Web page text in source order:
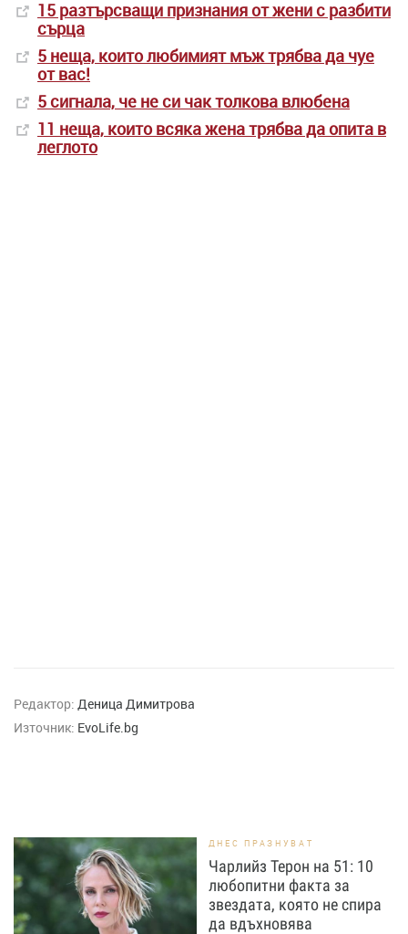
15 разтърсващи признания от жени с разбити
сърца
5 неща, които любимият мъж трябва да чуе
от вас!
5 сигнала, че не си чак толкова влюбена
11 неща, които всяка жена трябва да опита в
леглото
Редактор: Деница Димитрова
Източник: EvoLife.bg
ДНЕС ПРАЗНУВАТ
Чарлийз Терон на 51: 10
любопитни факта за
звездата, която не спира
да вдъхновява